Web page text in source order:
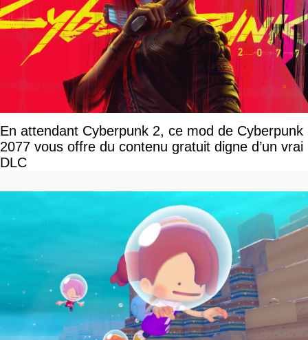
En attendant Cyberpunk 2, ce mod de Cyberpunk
2077 vous offre du contenu gratuit digne d’un vrai
DLC